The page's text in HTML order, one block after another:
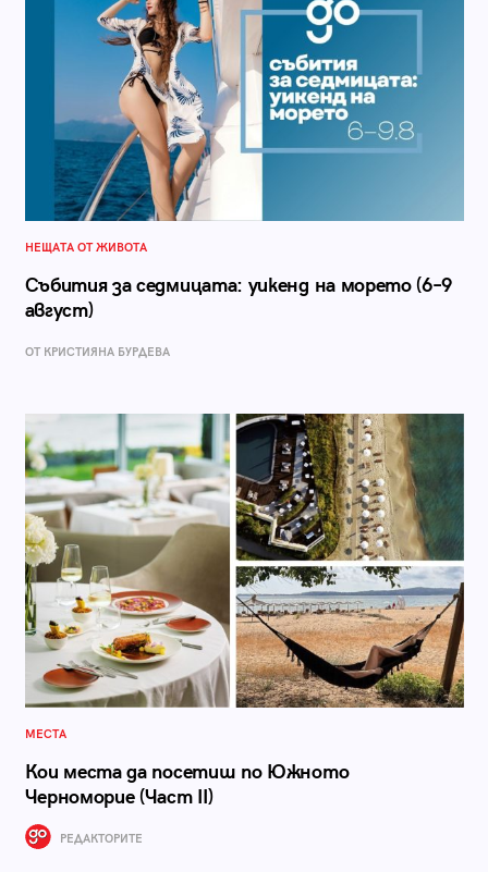
НЕЩАТА ОТ ЖИВОТА
Събития за седмицата: уикенд на морето (6–9
август)
ОТ КРИСТИЯНА БУРДЕВА
МЕСТА
Кои места да посетиш по Южното
Черноморие (Част II)
РЕДАКТОРИТЕ